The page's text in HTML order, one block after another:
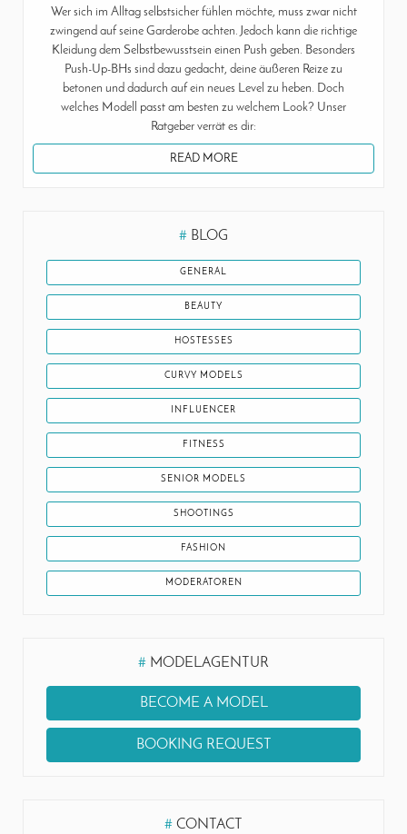
Wer sich im Alltag selbstsicher fühlen möchte, muss zwar nicht
zwingend auf seine Garderobe achten. Jedoch kann die richtige
Kleidung dem Selbstbewusstsein einen Push geben. Besonders
Push-Up-BHs sind dazu gedacht, deine äußeren Reize zu
betonen und dadurch auf ein neues Level zu heben. Doch
welches Modell passt am besten zu welchem Look? Unser
Ratgeber verrät es dir:
READ MORE
# BLOG
GENERAL
BEAUTY
HOSTESSES
CURVY MODELS
INFLUENCER
FITNESS
SENIOR MODELS
SHOOTINGS
FASHION
MODERATOREN
# MODELAGENTUR
BECOME A MODEL
BOOKING REQUEST
# CONTACT